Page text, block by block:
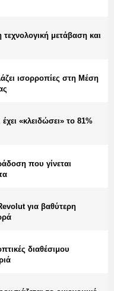
μετάβαση και
ισορροπίες στη Μέση
«κλειδώσει» το 81%
που γίνεται
για βαθύτερη
διαθέσιμου